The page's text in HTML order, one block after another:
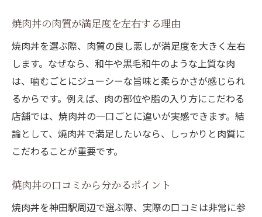
焼肉丼の肉質が満足度を左右する理由
焼肉丼を選ぶ際、肉質の良し悪しが満足度を大きく左右
します。なぜなら、和牛や黒毛和牛のような上質な肉
は、噛むごとにジューシーな旨味と柔らかさが感じられ
るからです。例えば、肉の部位や脂の入り方にこだわる
店舗では、焼肉丼の一口ごとに違いが実感できます。結
論として、焼肉丼で満足したいなら、しっかりと肉質に
こだわることが重要です。
焼肉丼の口コミから分かるポイント
焼肉丼を神田駅周辺で選ぶ際、実際の口コミは非常に参